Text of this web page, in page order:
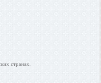
странах.